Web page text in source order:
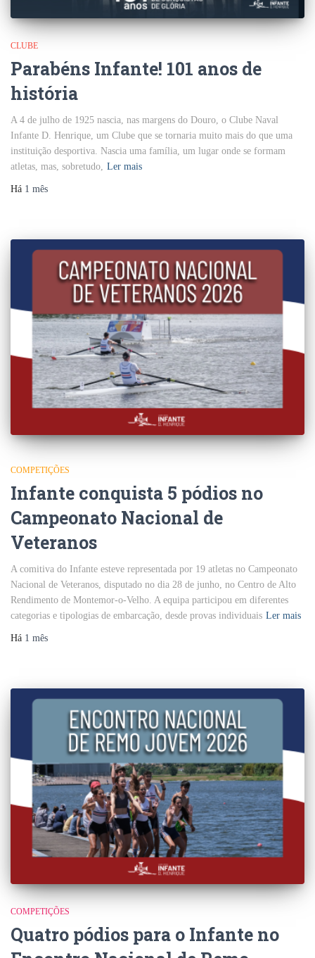
CLUBE
Parabéns Infante! 101 anos de
história
A 4 de julho de 1925 nascia, nas margens do Douro, o Clube Naval
Infante D. Henrique, um Clube que se tornaria muito mais do que uma
instituição desportiva. Nascia uma família, um lugar onde se formam
atletas, mas, sobretudo, Ler mais
Há 1 mês
COMPETIÇÕES
Infante conquista 5 pódios no
Campeonato Nacional de
Veteranos
A comitiva do Infante esteve representada por 19 atletas no Campeonato
Nacional de Veteranos, disputado no dia 28 de junho, no Centro de Alto
Rendimento de Montemor-o-Velho. A equipa participou em diferentes
categorias e tipologias de embarcação, desde provas individuais Ler mais
Há 1 mês
COMPETIÇÕES
Quatro pódios para o Infante no